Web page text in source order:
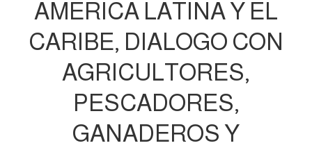
AMERICA LATINA Y EL
CARIBE, DIALOGO CON
AGRICULTORES,
PESCADORES,
GANADEROS Y